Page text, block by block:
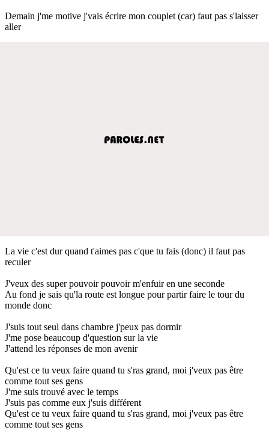
Demain j'me motive j'vais écrire mon couplet (car) faut pas s'laisser
aller
La vie c'est dur quand t'aimes pas c'que tu fais (donc) il faut pas
reculer
J'veux des super pouvoir pouvoir m'enfuir en une seconde
Au fond je sais qu'la route est longue pour partir faire le tour du
monde donc
J'suis tout seul dans chambre j'peux pas dormir
J'me pose beaucoup d'question sur la vie
J'attend les réponses de mon avenir
Qu'est ce tu veux faire quand tu s'ras grand, moi j'veux pas être
comme tout ses gens
J'me suis trouvé avec le temps
J'suis pas comme eux j'suis différent
Qu'est ce tu veux faire quand tu s'ras grand, moi j'veux pas être
comme tout ses gens